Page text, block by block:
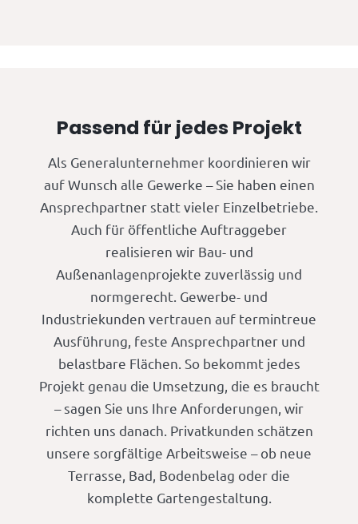
Passend für jedes Projekt
Als Generalunternehmer koordinieren wir
auf Wunsch alle Gewerke – Sie haben einen
Ansprechpartner statt vieler Einzelbetriebe.
Auch für öffentliche Auftraggeber
realisieren wir Bau- und
Außenanlagenprojekte zuverlässig und
normgerecht. Gewerbe- und
Industriekunden vertrauen auf termintreue
Ausführung, feste Ansprechpartner und
belastbare Flächen. So bekommt jedes
Projekt genau die Umsetzung, die es braucht
– sagen Sie uns Ihre Anforderungen, wir
richten uns danach. Privatkunden schätzen
unsere sorgfältige Arbeitsweise – ob neue
Terrasse, Bad, Bodenbelag oder die
komplette Gartengestaltung.